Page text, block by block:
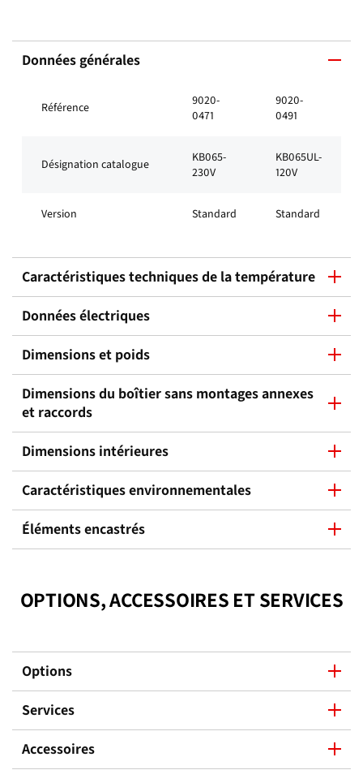
Données générales
Référence
9020-
0471
9020-
0491
Désignation catalogue
KB065-
230V
KB065UL-
120V
Version Standard Standard
Caractéristiques techniques de la température
Données électriques
Dimensions et poids
Dimensions du boîtier sans montages annexes
et raccords
Dimensions intérieures
Caractéristiques environnementales
Éléments encastrés
OPTIONS, ACCESSOIRES ET SERVICES
Options
Services
Accessoires